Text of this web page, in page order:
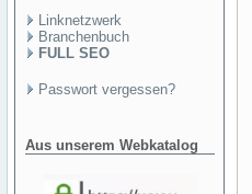
Linknetzwerk
Branchenbuch
FULL SEO
Passwort vergessen?
Aus unserem Webkatalog